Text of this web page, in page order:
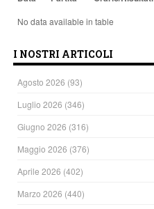
No data available in table
I NOSTRI ARTICOLI
Agosto 2026 (93)
Luglio 2026 (346)
Giugno 2026 (316)
Maggio 2026 (376)
Aprile 2026 (402)
Marzo 2026 (440)